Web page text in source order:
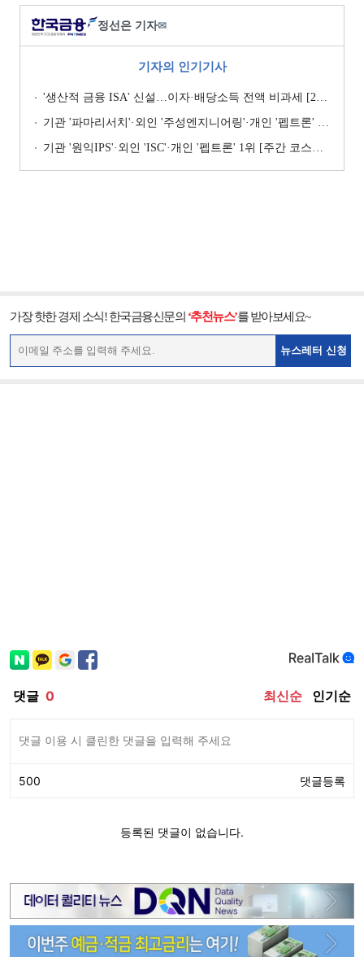
정선은 기자✉
기자의 인기기사
'생산적 금융 ISA' 신설…이자·배당소득 전액 비과세 [2026 세제개편안]
기관 '파마리서치'·외인 '주성엔지니어링'·개인 '펩트론' 1위 [주간 코스닥 순매수- 2026년 7월27일~7월31일]
기관 '원익IPS'·외인 'ISC'·개인 '펩트론' 1위 [주간 코스닥 순매수- 2026년 7월6일~7월10일]
가장 핫한 경제 소식! 한국금융신문의 ‘추천뉴스’를 받아보세요~
뉴스레터 신청